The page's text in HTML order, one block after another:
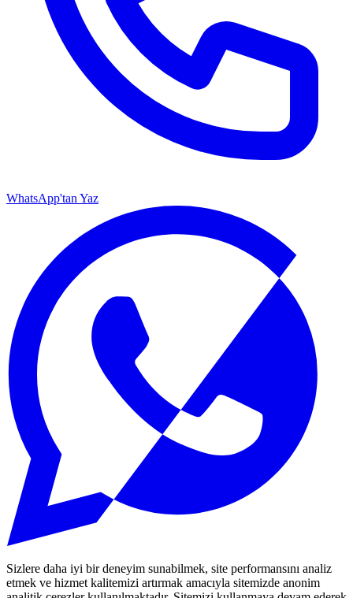
WhatsApp'tan Yaz
Sizlere daha iyi bir deneyim sunabilmek, site performansını analiz
etmek ve hizmet kalitemizi artırmak amacıyla sitemizde anonim